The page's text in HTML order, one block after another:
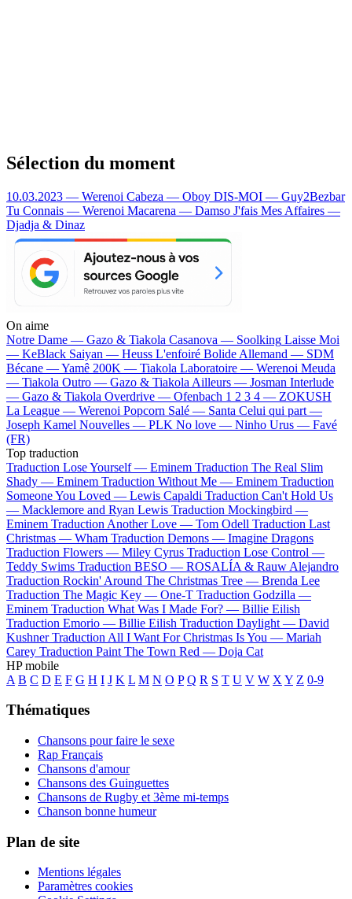
Sélection du moment
10.03.2023 — Werenoi Cabeza — Oboy DIS-MOI — Guy2Bezbar
Tu Connais — Werenoi Macarena — Damso J'fais Mes Affaires —
Djadja & Dinaz
On aime
Notre Dame — Gazo & Tiakola Casanova — Soolking Laisse Moi
— KeBlack Saiyan — Heuss L'enfoiré Bolide Allemand — SDM
Bécane —Yamê 200K — Tiakola Laboratoire — Werenoi Meuda
— Tiakola Outro — Gazo & Tiakola Ailleurs — Josman Interlude
— Gazo & Tiakola Overdrive — Ofenbach 1 2 3 4 — ZOKUSH
La League — Werenoi Popcorn Salé — Santa Celui qui part —
Joseph Kamel Nouvelles — PLK No love — Ninho Urus — Favé
(FR)
Top traduction
Traduction Lose Yourself — Eminem Traduction The Real Slim
Shady — Eminem Traduction Without Me — Eminem Traduction
Someone You Loved — Lewis Capaldi Traduction Can't Hold Us
— Macklemore and Ryan Lewis Traduction Mockingbird —
Eminem Traduction Another Love — Tom Odell Traduction Last
Christmas — Wham Traduction Demons — Imagine Dragons
Traduction Flowers — Miley Cyrus Traduction Lose Control —
Teddy Swims Traduction BESO — ROSALÍA & Rauw Alejandro
Traduction Rockin' Around The Christmas Tree — Brenda Lee
Traduction The Magic Key — One-T Traduction Godzilla —
Eminem Traduction What Was I Made For? — Billie Eilish
Traduction Emorio — Billie Eilish Traduction Daylight — David
Kushner Traduction All I Want For Christmas Is You — Mariah
Carey Traduction Paint The Town Red — Doja Cat
HP mobile
A B C D E F G H I J K L M N O P Q R S T U V W X Y Z 0-9
Thématiques
Chansons pour faire le sexe
Rap Français
Chansons d'amour
Chansons des Guinguettes
Chansons de Rugby et 3ème mi-temps
Chanson bonne humeur
Plan de site
Mentions légales
Paramètres cookies